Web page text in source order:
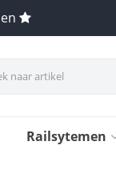
Railsytemen